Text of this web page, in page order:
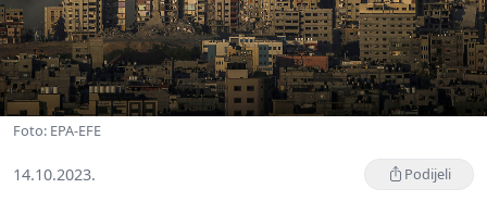
Foto: EPA-EFE
14.10.2023. Podijeli